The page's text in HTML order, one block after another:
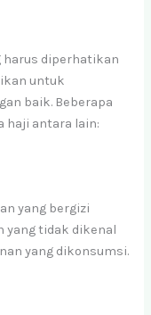
harus diperhatikan
untuk
baik. Beberapa
haji antara lain:
yang bergizi
yang tidak dikenal
yang dikonsumsi.